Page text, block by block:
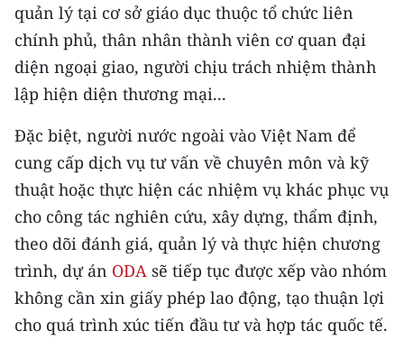
FRANÇAIS
РУССКИЙ
ESPAÑOL
quản lý tại cơ sở giáo dục thuộc tổ chức liên
chính phủ, thân nhân thành viên cơ quan đại
diện ngoại giao, người chịu trách nhiệm thành
lập hiện diện thương mại...
Đặc biệt, người nước ngoài vào Việt Nam để
cung cấp dịch vụ tư vấn về chuyên môn và kỹ
thuật hoặc thực hiện các nhiệm vụ khác phục vụ
cho công tác nghiên cứu, xây dựng, thẩm định,
theo dõi đánh giá, quản lý và thực hiện chương
trình, dự án ODA sẽ tiếp tục được xếp vào nhóm
không cần xin giấy phép lao động, tạo thuận lợi
cho quá trình xúc tiến đầu tư và hợp tác quốc tế.